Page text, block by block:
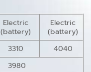
Electric
(battery)
Electric
(battery)
3310
4040
3980